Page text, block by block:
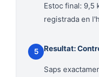
Estoc final: 9,5
registrada en
5 Resultat:
Saps